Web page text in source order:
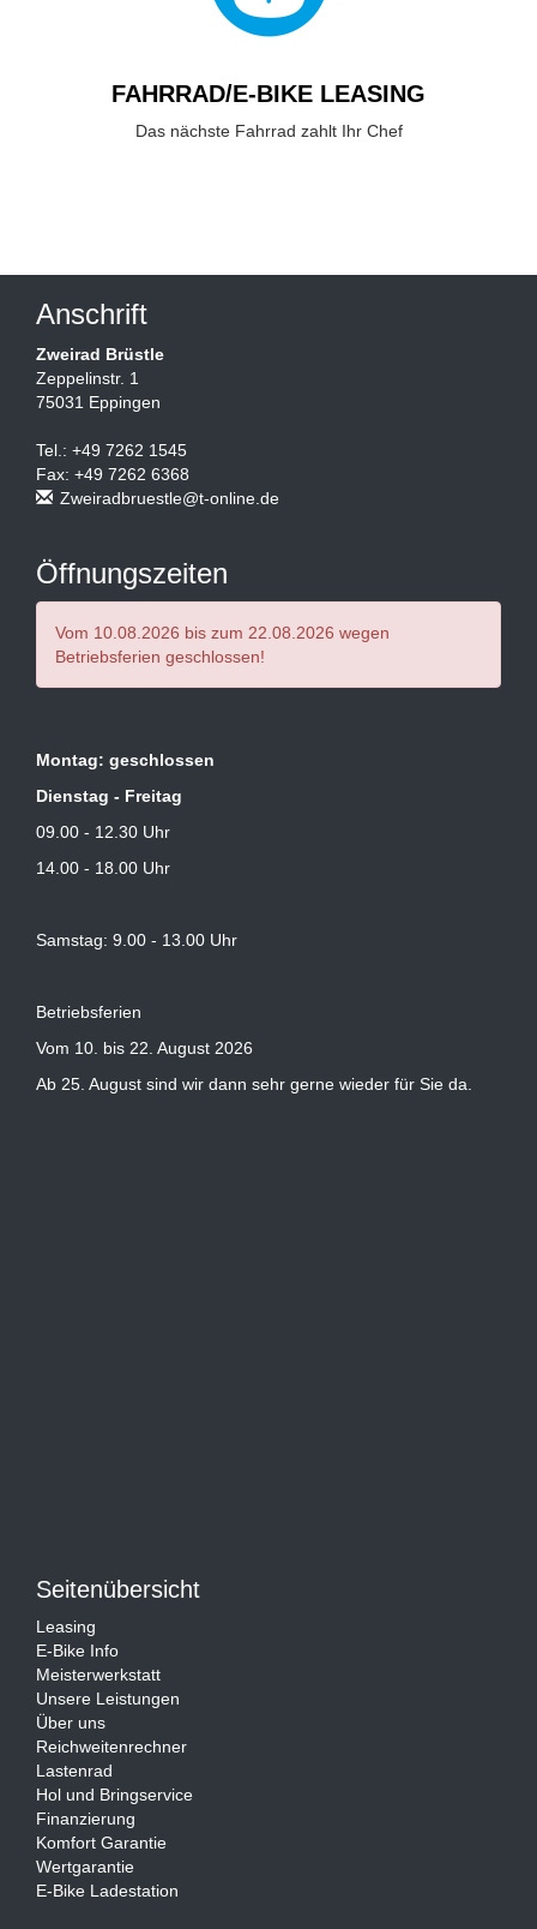
FAHRRAD/E-BIKE LEASING
Das nächste Fahrrad zahlt Ihr Chef
Anschrift
Zweirad Brüstle
Zeppelinstr. 1
75031 Eppingen
Tel.: +49 7262 1545
Fax: +49 7262 6368
Zweiradbruestle@t-online.de
Öffnungszeiten
Vom 10.08.2026 bis zum 22.08.2026 wegen
Betriebsferien geschlossen!
Montag: geschlossen
Dienstag - Freitag
09.00 - 12.30 Uhr
14.00 - 18.00 Uhr
Samstag: 9.00 - 13.00 Uhr
Betriebsferien
Vom 10. bis 22. August 2026
Ab 25. August sind wir dann sehr gerne wieder für Sie da.
Seitenübersicht
Leasing
E-Bike Info
Meisterwerkstatt
Unsere Leistungen
Über uns
Reichweitenrechner
Lastenrad
Hol und Bringservice
Finanzierung
Komfort Garantie
Wertgarantie
E-Bike Ladestation